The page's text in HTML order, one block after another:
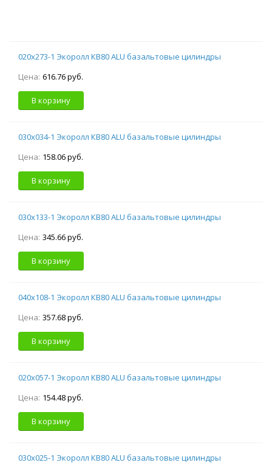
020х273-1 Экоролл КВ80 ALU базальтовые цилиндры
Цена: 616.76 руб.
В корзину
030х034-1 Экоролл КВ80 ALU базальтовые цилиндры
Цена: 158.06 руб.
В корзину
030х133-1 Экоролл КВ80 ALU базальтовые цилиндры
Цена: 345.66 руб.
В корзину
040х108-1 Экоролл КВ80 ALU базальтовые цилиндры
Цена: 357.68 руб.
В корзину
020х057-1 Экоролл КВ80 ALU базальтовые цилиндры
Цена: 154.48 руб.
В корзину
030х025-1 Экоролл КВ80 ALU базальтовые цилиндры